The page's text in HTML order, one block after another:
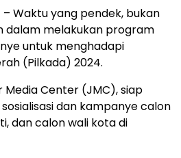
– Waktu yang pendek, bukan
dalam melakukan program
untuk menghadapi
(Pilkada) 2024.
Center (JMC), siap
dan kampanye calon
dan calon wali kota di